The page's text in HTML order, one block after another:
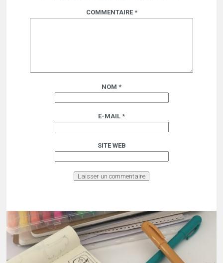
COMMENTAIRE *
NOM *
E-MAIL *
SITE WEB